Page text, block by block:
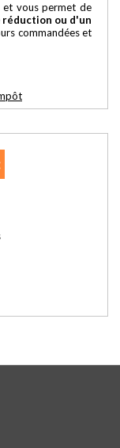
et vous permet de
réduction ou d'un
commandées et